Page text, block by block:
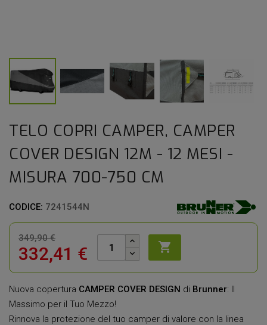
TELO COPRI CAMPER, CAMPER
COVER DESIGN 12M - 12 MESI -
MISURA 700-750 CM
CODICE: 7241544N
349,90 €
332,41 € 
Nuova copertura CAMPER COVER DESIGN di Brunner: Il
Massimo per il Tuo Mezzo!
Rinnova la protezione del tuo camper di valore con la linea